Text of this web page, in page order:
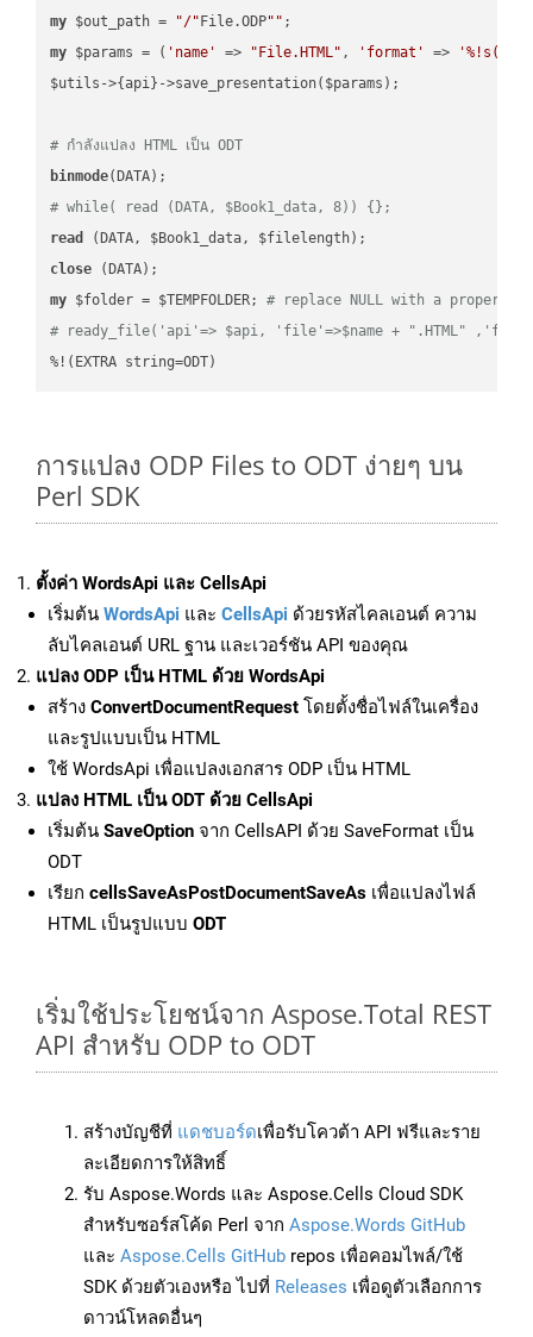
my $out_path = "/" File.ODP""
my $params = ( 'name' => "File.HTML" , 'format' =>
$utils->{api}->save_presentation($params);
# กำลังแปลง HTML เป็น ODT
binmode
# while( read (DATA, $Book1_data, 8)) {};
read
close
my $folder = $TEMPFOLDER; # replace NULL with a proper
# ready_file('api'=> $api, 'file'=>$name + ".HTML"
%!(EXTRA string=ODT)
การแปลง ODP Files to ODT ง่ายๆ บน
Perl SDK
ตั้งค่า WordsApi และ CellsApi
เริ่มต้น WordsApi และ CellsApi ด้วยรหัสไคลเอนต์ ความ
ลับไคลเอนต์ URL ฐาน และเวอร์ชัน API ของคุณ
แปลง ODP เป็น HTML ด้วย WordsApi
สร้าง ConvertDocumentRequest โดยตั้งชื่อไฟล์ในเครื่อง
และรูปแบบเป็น HTML
ใช้ WordsApi เพื่อแปลงเอกสาร ODP เป็น HTML
แปลง HTML เป็น ODT ด้วย CellsApi
เริ่มต้น SaveOption จาก CellsAPI ด้วย SaveFormat เป็น
ODT
เรียก cellsSaveAsPostDocumentSaveAs เพื่อแปลงไฟล์
HTML เป็นรูปแบบ ODT
เริ่มใช้ประโยชน์จาก Aspose.Total REST
API สำหรับ ODP to ODT
สร้างบัญชีที่ แดชบอร์ดเพื่อรับโควต้า API ฟรีและราย
ละเอียดการให้สิทธิ์
รับ Aspose.Words และ Aspose.Cells Cloud SDK
สำหรับซอร์สโค้ด Perl จาก Aspose.Words GitHub
และ Aspose.Cells GitHub repos เพื่อคอมไพล์/ใช้
SDK ด้วยตัวเองหรือ ไปที่ Releases เพื่อดูตัวเลือกการ
ดาวน์โหลดอื่นๆ